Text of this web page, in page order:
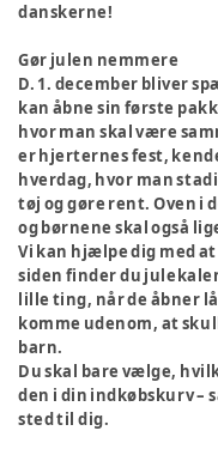
danskerne!
Gør julen nemmere
D. 1. december bliver
kan åbne sin første
hvor man skal være
er hjerternes fest,
hverdag, hvor man
tøj og gøre rent. Oven i
og børnene skal også
Vi kan hjælpe dig med
siden finder du
lille ting, når de åbner
komme udenom, at
barn.
Du skal bare vælge,
den i din indkøbskurv –
sted til dig.